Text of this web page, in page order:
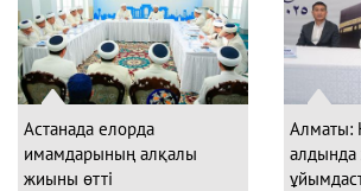
Астанада елорда
имамдарының алқалы
жиыны өтті
Алматы: